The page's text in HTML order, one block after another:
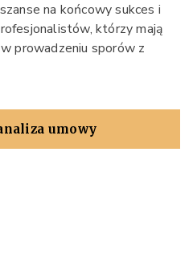
na końcowy sukces i
którzy mają
prowadzeniu sporów z
umowy